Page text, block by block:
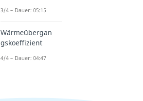
3/4 – Dauer: 05:15
Wärmeübergan
gskoeffizient
4/4 – Dauer: 04:47